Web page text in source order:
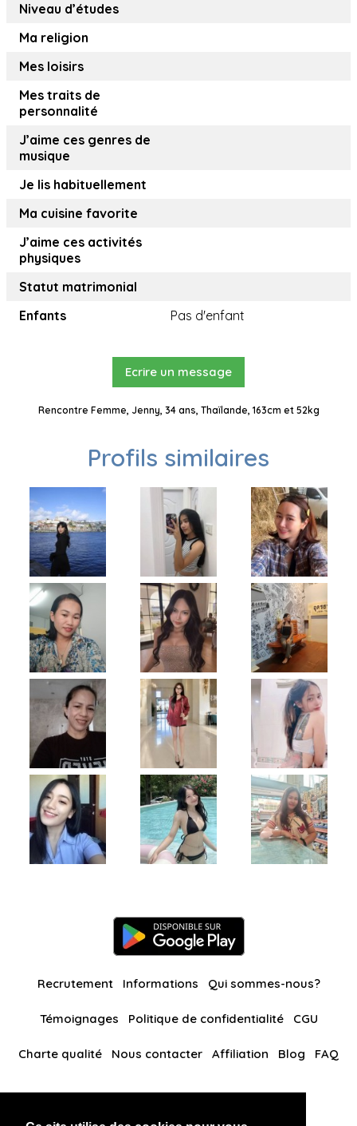
Niveau d’études
Ma religion
Mes loisirs
Mes traits de
personnalité
J’aime ces genres de
musique
Je lis habituellement
Ma cuisine favorite
J’aime ces activités
physiques
Statut matrimonial
Enfants
Pas d'enfant
Ecrire un message
Rencontre Femme, Jenny, 34 ans, Thaïlande, 163cm et 52kg
Profils similaires
Recrutement Informations Qui sommes-nous?
Témoignages Politique de confidentialité CGU
Charte qualité Nous contacter Affiliation Blog FAQ